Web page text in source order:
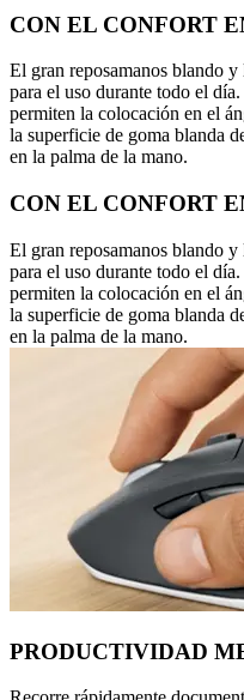
CON EL CONFORT
El gran reposamanos blando
para el uso durante todo el
permiten la colocación en el
la superficie de goma blanda
en la palma de la mano.
CON EL CONFORT
El gran reposamanos blando
para el uso durante todo el
permiten la colocación en el
la superficie de goma blanda
en la palma de la mano.
PRODUCTIVIDAD